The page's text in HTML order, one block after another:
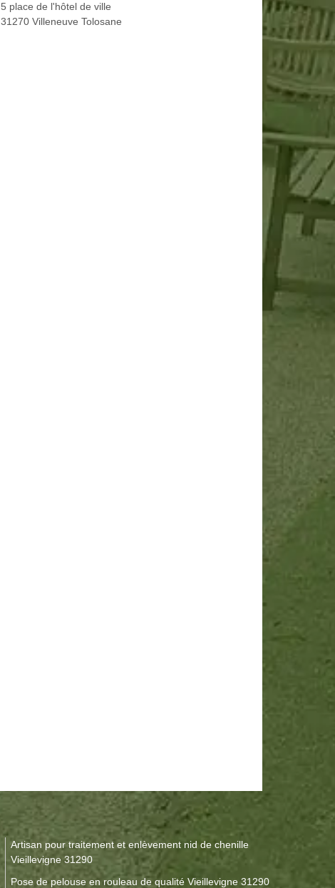
5 place de l'hôtel de ville
31270 Villeneuve Tolosane
Artisan pour traitement et enlèvement nid de chenille
Vieillevigne 31290
Pose de pelouse en rouleau de qualité Vieillevigne 31290